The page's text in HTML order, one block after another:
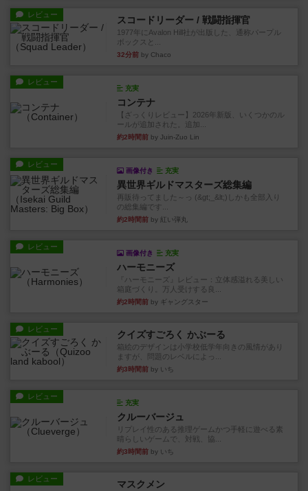
レビュー スコードリーダー / 戦闘指揮官
1977年にAvalon Hill社が出版した、通称パープル
ボックスと...
32分前 by Chaco
レビュー
充実
コンテナ
【ざっくりレビュー】2026年新版、いくつかのル
ールが追加された。追加...
約2時間前 by Juin-Zuo Lin
レビュー
画像付き 充実
異世界ギルドマスターズ総集編
再販待ってました～っ (&gt;_&lt;)しかも全部入り
の総集編です...
約2時間前 by 紅い弾丸
レビュー
画像付き 充実
ハーモニーズ
『ハーモニーズ』レビュー：立体感溢れる美しい
箱庭づくり。万人受けする良...
約2時間前 by ギャングスター
レビュー クイズすごろく かぶーる
箱絵のデザインは小学校低学年向きの風情があり
ますが、問題のレベルによっ...
約3時間前 by いち
レビュー
充実
クルーバージュ
リプレイ性のある推理ゲームかつ手軽に遊べる素
晴らしいゲームで、対戦、協...
約3時間前 by いち
レビュー マスクメン